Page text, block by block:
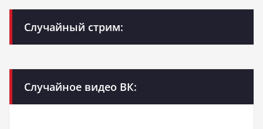
Случайный стрим:
Случайное видео ВК: